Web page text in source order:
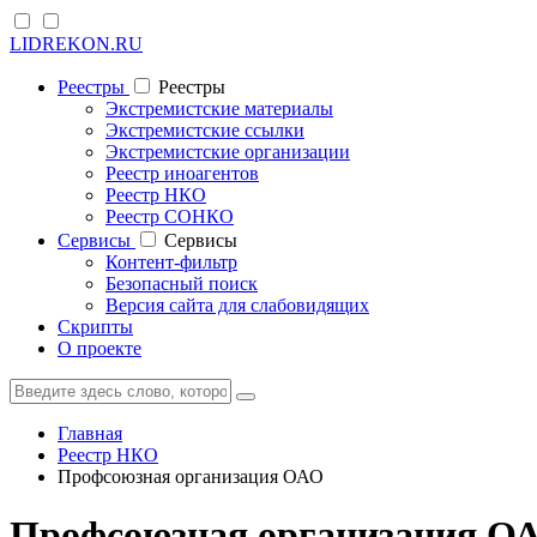
LIDREKON.RU
Реестры
Реестры
Экстремистские материалы
Экстремистские ссылки
Экстремистские организации
Реестр иноагентов
Реестр НКО
Реестр СОНКО
Cервисы
Cервисы
Контент-фильтр
Безопасный поиск
Версия сайта для слабовидящих
Скрипты
О проекте
Главная
Реестр НКО
Профсоюзная организация ОАО